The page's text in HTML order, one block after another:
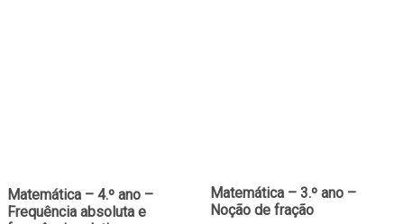
Matemática – 4.º ano –
Frequência absoluta e
Matemática – 3.º ano –
Noção de fração